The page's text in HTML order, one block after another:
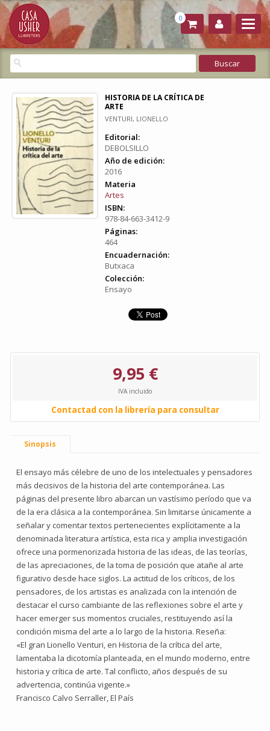
0
HISTORIA DE LA CRÍTICA DE
ARTE
VENTURI, LIONELLO
Editorial:
DEBOLSILLO
Año de edición:
2016
Materia
Artes
ISBN:
978-84-663-3412-9
Páginas:
464
Encuadernación:
Butxaca
Colección:
Ensayo
9,95 €
IVA incluido
Contactad con la librería para consultar
Sinopsis
El ensayo más célebre de uno de los intelectuales y pensadores
más decisivos de la historia del arte contemporánea. Las
páginas del presente libro abarcan un vastísimo período que va
de la era clásica a la contemporánea. Sin limitarse únicamente a
señalar y comentar textos pertenecientes explícitamente a la
denominada literatura artística, esta rica y amplia investigación
ofrece una pormenorizada historia de las ideas, de las teorías,
de las apreciaciones, de la toma de posición que atañe al arte
figurativo desde hace siglos. La actitud de los críticos, de los
pensadores, de los artistas es analizada con la intención de
destacar el curso cambiante de las reflexiones sobre el arte y
hacer emerger sus momentos cruciales, restituyendo así la
condición misma del arte a lo largo de la historia. Reseña:
«El gran Lionello Venturi, en Historia de la crítica del arte,
lamentaba la dicotomía planteada, en el mundo moderno, entre
historia y crítica de arte. Tal conflicto, años después de su
advertencia, continúa vigente.»
Francisco Calvo Serraller, El País